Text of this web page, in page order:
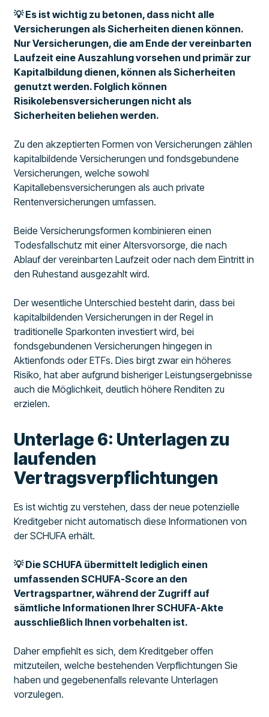
💡 Es ist wichtig zu betonen, dass nicht alle
Versicherungen als Sicherheiten dienen können.
Nur Versicherungen, die am Ende der vereinbarten
Laufzeit eine Auszahlung vorsehen und primär zur
Kapitalbildung dienen, können als Sicherheiten
genutzt werden. Folglich können
Risikolebensversicherungen nicht als
Sicherheiten beliehen werden.
Zu den akzeptierten Formen von Versicherungen zählen
kapitalbildende Versicherungen und fondsgebundene
Versicherungen, welche sowohl
Kapitallebensversicherungen als auch private
Rentenversicherungen umfassen.
Beide Versicherungsformen kombinieren einen
Todesfallschutz mit einer Altersvorsorge, die nach
Ablauf der vereinbarten Laufzeit oder nach dem Eintritt in
den Ruhestand ausgezahlt wird.
Der wesentliche Unterschied besteht darin, dass bei
kapitalbildenden Versicherungen in der Regel in
traditionelle Sparkonten investiert wird, bei
fondsgebundenen Versicherungen hingegen in
Aktienfonds oder ETFs. Dies birgt zwar ein höheres
Risiko, hat aber aufgrund bisheriger Leistungsergebnisse
auch die Möglichkeit, deutlich höhere Renditen zu
erzielen.
Unterlage 6: Unterlagen zu
laufenden
Vertragsverpflichtungen
Es ist wichtig zu verstehen, dass der neue potenzielle
Kreditgeber nicht automatisch diese Informationen von
der SCHUFA erhält.
💡 Die SCHUFA übermittelt lediglich einen
umfassenden SCHUFA-Score an den
Vertragspartner, während der Zugriff auf
sämtliche Informationen Ihrer SCHUFA-Akte
ausschließlich Ihnen vorbehalten ist.
Daher empfiehlt es sich, dem Kreditgeber offen
mitzuteilen, welche bestehenden Verpflichtungen Sie
haben und gegebenenfalls relevante Unterlagen
vorzulegen.